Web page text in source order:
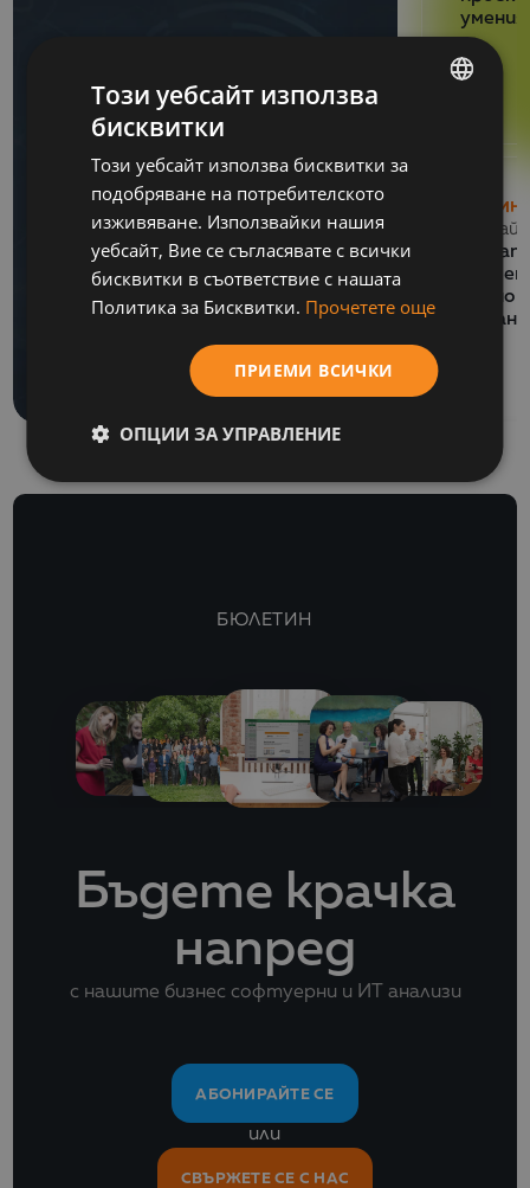
СЪБИТИЯ
06 Юли 2026
Как се подготвя SAF-
13 Май
БЮЛЕТИН
Бъдете крачка
напред
с нашите бизнес софтуерни и ИТ анализи
АБОНИРАЙТЕ СЕ
или
СВЪРЖЕТЕ СЕ С НАС
ENGLISH
Този уебсайт използва
бисквитки
Този уебсайт използва бисквитки за
подобряване на потребителското
изживяване. Използвайки нашия
уебсайт, Вие се съгласявате с всички
бисквитки в съответствие с нашата
Политика за Бисквитки. Прочетете още
ПРИЕМИ ВСИЧКИ
ОПЦИИ ЗА УПРАВЛЕНИЕ